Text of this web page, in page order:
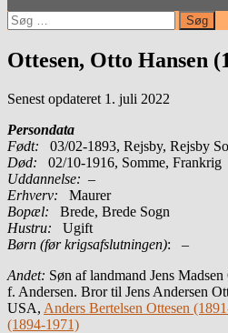
Søg
efter:
Ottesen, Otto Hansen
Senest opdateret 1. juli 2022
Persondata
Født: 03/02-1893, Rejsby, Rejsby
Død: 02/10-1916, Somme, Frankrig
Uddannelse: –
Erhverv: Maurer
Bopæl: Brede, Brede Sogn
Hustru: Ugift
Børn (før krigsafslutningen): –
Andet: Søn af landmand Jens
f. Andersen. Bror til Jens Andersen
USA, Anders Bertelsen Ottesen
(1894-1971)